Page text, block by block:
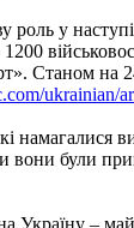
у
Станом на
ukrainian/
були
Україну –